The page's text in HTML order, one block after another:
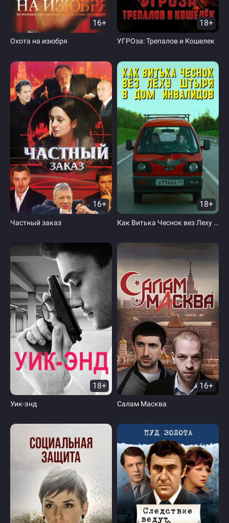
16+
Охота на изюбря
18+
УГРОза: Трепалов и Кошелек
16+
Частный заказ
18+
Как Витька Чеснок вез Леху Штыря в дом инвалидов
18+
Уик-энд
16+
Салам Масква